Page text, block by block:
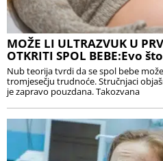
MOŽE LI ULTRAZVUK U
OTKRITI SPOL BEBE:Evo
Nub teorija tvrdi da se spol bebe
tromjesečju trudnoće. Stručnjaci
je zapravo pouzdana. Takozvana